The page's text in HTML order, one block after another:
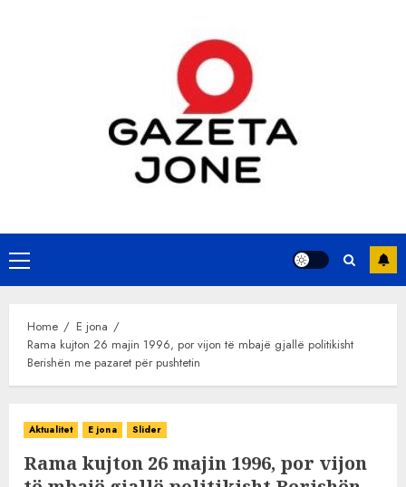
Primary
Menu
Home
E jona
Rama kujton 26 majin 1996, por vijon të mbajë gjallë politikisht
Berishën me pazaret për pushtetin
Aktualitet E jona Slider
Rama kujton 26 majin 1996, por vijon